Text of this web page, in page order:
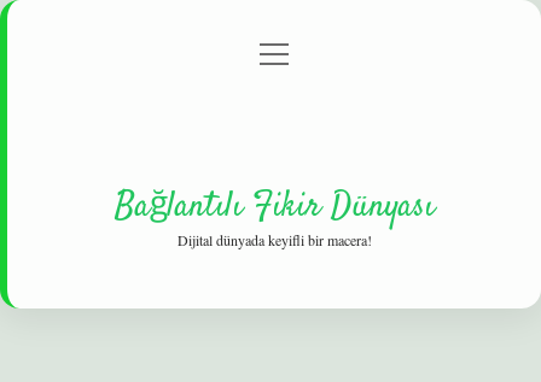
Gizlilik Politikası
menüyü
Bağlantılı Fikir Dünyası
Dijital dünyada keyifli bir macera!